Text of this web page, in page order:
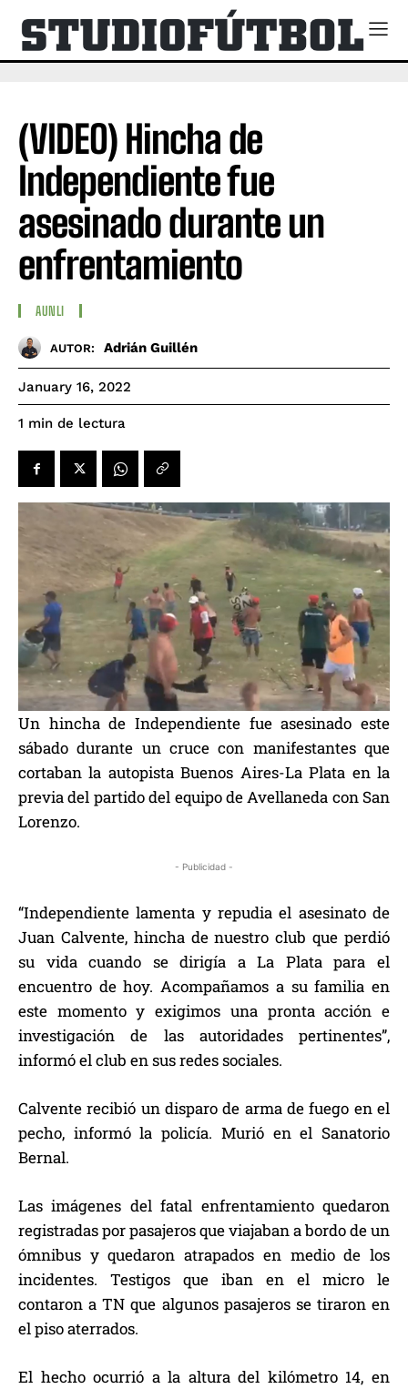
(VIDEO) Hincha de
Independiente fue
asesinado durante un
enfrentamiento
AUNLI
AUTOR: Adrián Guillén
January 16, 2022
1 min de lectura
Un hincha de Independiente fue asesinado este
sábado durante un cruce con manifestantes que
cortaban la autopista Buenos Aires-La Plata en la
previa del partido del equipo de Avellaneda con San
Lorenzo.
- Publicidad -
“Independiente lamenta y repudia el asesinato de
Juan Calvente, hincha de nuestro club que perdió
su vida cuando se dirigía a La Plata para el
encuentro de hoy. Acompañamos a su familia en
este momento y exigimos una pronta acción e
investigación de las autoridades pertinentes”,
informó el club en sus redes sociales.
Calvente recibió un disparo de arma de fuego en el
pecho, informó la policía. Murió en el Sanatorio
Bernal.
Las imágenes del fatal enfrentamiento quedaron
registradas por pasajeros que viajaban a bordo de un
ómnibus y quedaron atrapados en medio de los
incidentes. Testigos que iban en el micro le
contaron a TN que algunos pasajeros se tiraron en
el piso aterrados.
El hecho ocurrió a la altura del kilómetro 14, en